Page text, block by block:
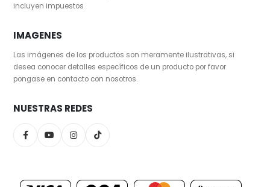
incluyen impuestos
IMAGENES
Las imágenes de los productos son meramente ilustrativas, si
desea conocer detalles específicos de un producto por favor
pongase en contacto con nosotros.
NUESTRAS REDES